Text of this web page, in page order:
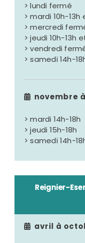
> lundi fermé
> mardi 10h-13h
> mercredi
> jeudi 10h-13h
> vendredi
> samedi 14h-
novembre
> mardi 14h-18h
> jeudi 15h-18h
> samedi 14h-
Reignier-
avril à